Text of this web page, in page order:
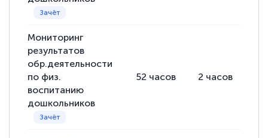
Мониторинг
результатов
обр.деятельности
по физ.
воспитанию
дошкольников
52 часов 2 часов